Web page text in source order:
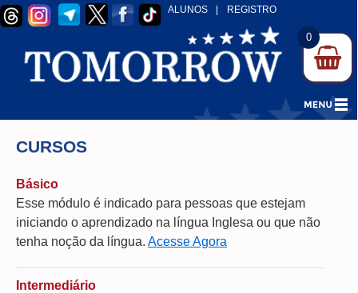
ALUNOS REGISTRO
CURSOS
Básico
Esse módulo é indicado para pessoas que estejam
iniciando o aprendizado na língua Inglesa ou que não
tenha noção da língua. Acesse Agora
Intermediário
0